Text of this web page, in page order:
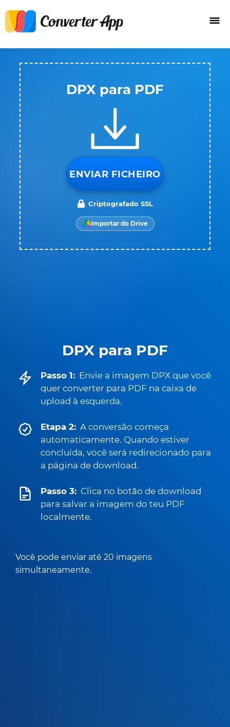
DPX para PDF
Passo 1: Envie a imagem DPX que você
quer converter para PDF na caixa de
upload à esquerda.
Etapa 2: A conversão começa
automaticamente. Quando estiver
concluída, você será redirecionado para
a página de download.
Passo 3: Clica no botão de download
para salvar a imagem do teu PDF
localmente.
Você pode enviar até 20 imagens
simultaneamente.
DPX para PDF
ENVIAR FICHEIRO
Criptografado SSL
Importar do Drive